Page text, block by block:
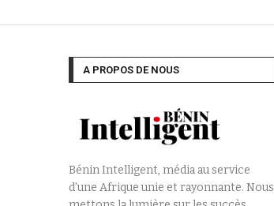
A PROPOS DE NOUS
Bénin Intelligent, média au service
d’une Afrique unie et rayonnante. Nous